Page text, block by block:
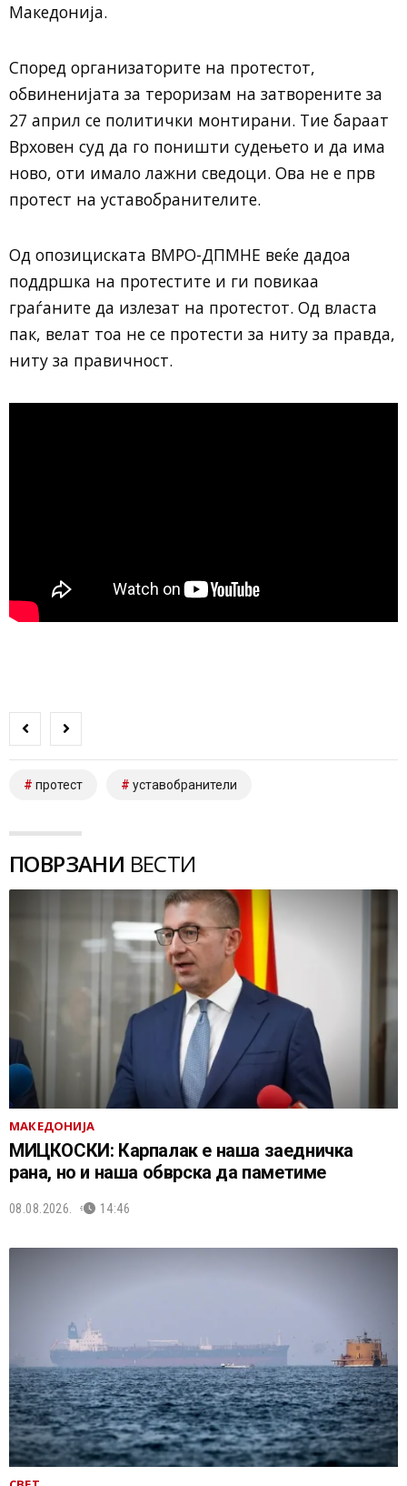
Македонија.
Според организаторите на протестот,
обвиненијата за тероризам на затворените за
27 април се политички монтирани. Тие бараат
Врховен суд да го поништи судењето и да има
ново, оти имало лажни сведоци. Ова не е прв
протест на уставобранителите.
Од опозициската ВМРО-ДПМНЕ веќе дадоа
поддршка на протестите и ги повикаа
граѓаните да излезат на протестот. Од власта
пак, велат тоа не се протести за ниту за правда,
ниту за правичност.
протест уставобранители
ПОВРЗАНИ ВЕСТИ
МАКЕДОНИЈА
МИЦКОСКИ: Карпалак е наша заедничка
рана, но и наша обврска да паметиме
08.08.2026. 14:46